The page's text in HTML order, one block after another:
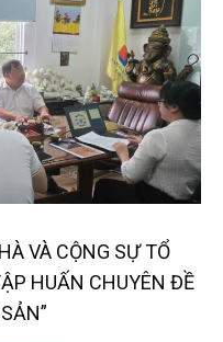
VÀ CỘNG SỰ TỔ
HUẤN CHUYÊN ĐỀ